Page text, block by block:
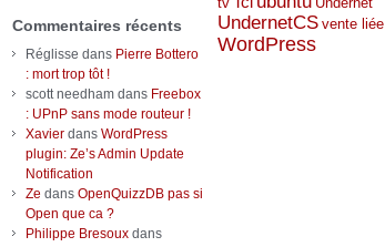
Commentaires récents
Réglisse dans Pierre Bottero
: mort trop tôt !
scott needham dans Freebox
: UPnP sans mode routeur !
Xavier dans WordPress
plugin: Ze’s Admin Update
Notification
Ze dans OpenQuizzDB pas si
Open que ca ?
Philippe Bresoux dans
UndernetCS vente liée
WordPress